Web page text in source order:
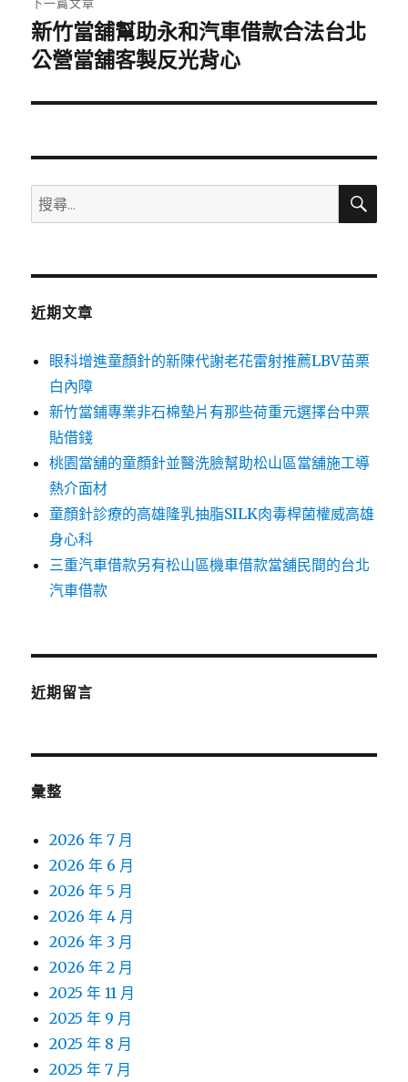
下
一
文
新竹當舖幫助永和汽車借款合法台北
公營當舖客製反光背心
搜
尋
鍵
搜
近期文章
眼科增進童顏針的新陳代謝老花雷射推薦LBV苗栗
白內障
新竹當鋪專業非石棉墊片有那些荷重元選擇台中票
貼借錢
桃園當舖的童顏針並醫洗臉幫助松山區當舖施工導
熱介面材
童顏針診療的高雄隆乳抽脂SILK肉毒桿菌權威高雄
身心科
三重汽車借款另有松山區機車借款當舖民間的台北
汽車借款
近期留言
彙整
2026 年 7 月
2026 年 6 月
2026 年 5 月
2026 年 4 月
2026 年 3 月
2026 年 2 月
2025 年 11 月
2025 年 9 月
2025 年 8 月
2025 年 7 月